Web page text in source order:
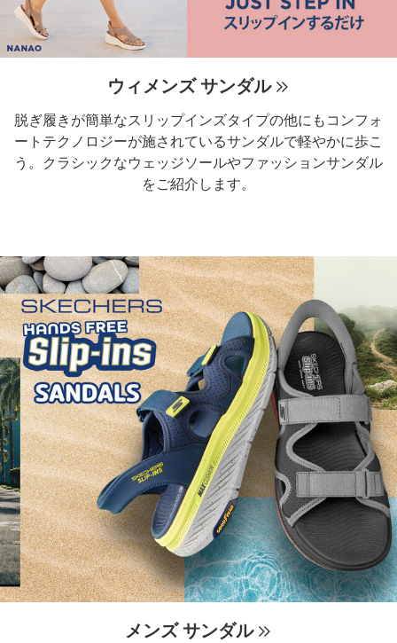
ウィメンズ サンダル
脱ぎ履きが簡単なスリップインズタイプの他にもコンフォ
ートテクノロジーが施されているサンダルで軽やかに歩こ
う。クラシックなウェッジソールやファッションサンダル
をご紹介します。
メンズ サンダル